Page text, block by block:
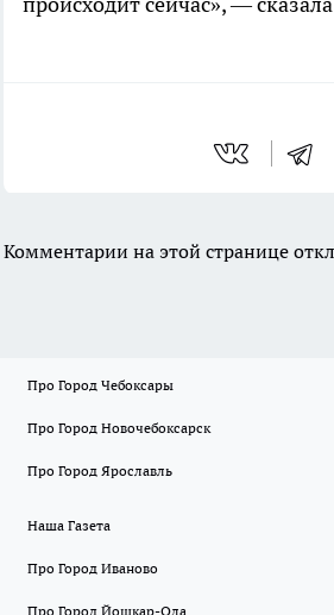
Комментарии на этой странице
Про Город Чебоксары
Про Город Новочебоксарск
Про Город Ярославль
Наша Газета
Про Город Иваново
Про Город Йошкар-Ола